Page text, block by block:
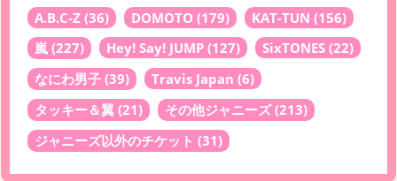
A.B.C-Z (36) DOMOTO (179) KAT-TUN (156)
嵐 (227) Hey! Say! JUMP (127) SixTONES (22)
なにわ男子 (39) Travis Japan (6)
タッキー＆翼 (21) その他ジャニーズ(213)
ジャニーズ以外のチケット (31)